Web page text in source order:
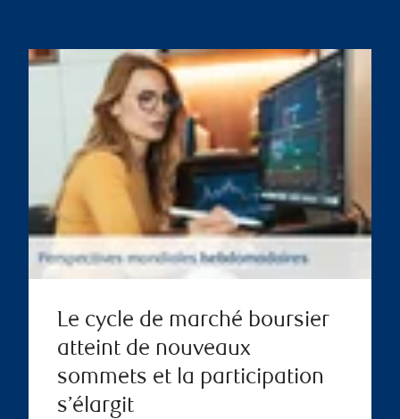
Le cycle de marché boursier
atteint de nouveaux
sommets et la participation
s’élargit